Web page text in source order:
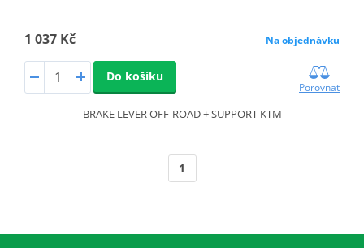
1 037 Kč Na objednávku
Do košíku
Porovnat
BRAKE LEVER OFF-ROAD + SUPPORT KTM
1